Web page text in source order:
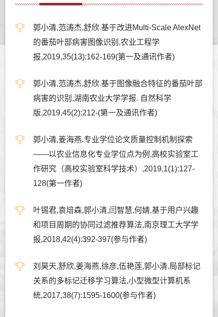
郭小清,范涛杰,舒欣.基于改进Multi-Scale AlexNet
的番茄叶部病害图像识别,农业工程学
报,2019,35(13):162-169(第一及通讯作者)
郭小清,范涛杰,舒欣.基于图像融合特征的番茄叶部
病害的识别,湖南农业大学学报. 自然科学
版,2019,45(2):212-(第一及通讯作者)
郭小清,姜海燕.专业学位论文质量控制机制探索
——以农业信息化专业学位点为例,高校实验室工
作研究（高校实验室科学技术）,2019,1(1):127-
128(第一作者)
叶锡君,袁培森,郭小清,闫智慧,何婧.基于用户兴趣
和项目周期的协同过滤推荐算法,南京理工大学学
报,2018,42(4):392-397(参与作者)
刘昊天,舒欣,姜海燕,徐彦,伍艳莲,郭小清.局部标记
关系的多标记迁移学习算法,小型微型计算机系
统,2017,38(7):1595-1600(参与作者)